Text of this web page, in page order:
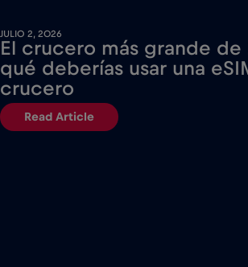
JULIO 2, 2026
El crucero más grande
qué deberías usar una
crucero
Read Article